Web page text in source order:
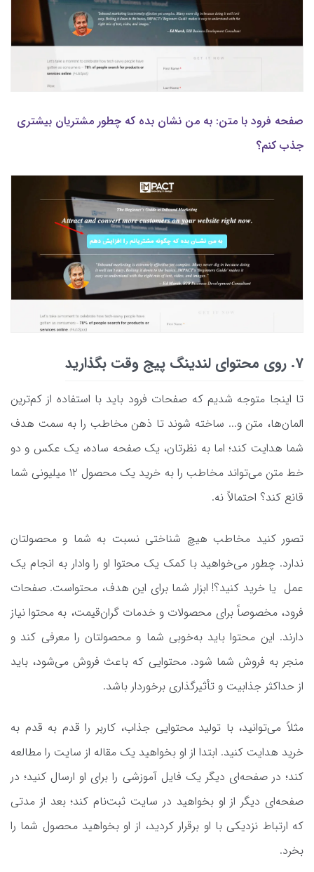
صفحه فرود با متن: به من نشان بده که چطور مشتریان بیشتری
جذب کنم؟
7. روی محتوای لندینگ پیج وقت بگذارید
تا اینجا متوجه شدیم که صفحات فرود باید با استفاده از کم‌ترین
المان‌ها، متن و... ساخته شوند تا ذهن مخاطب را به سمت هدف
شما هدایت کند؛ اما به نظرتان، یک صفحه ساده، یک عکس و دو
خط متن می‌تواند مخاطب را به خرید یک محصول 12 میلیونی شما
قانع کند؟ احتمالاً نه.
تصور کنید مخاطب هیچ شناختی نسبت به شما و محصولتان
ندارد. چطور می‌خواهید با کمک یک محتوا او را وادار به انجام یک
عمل یا خرید کنید؟! ابزار شما برای این هدف، محتواست. صفحات
فرود، مخصوصاً برای محصولات و خدمات گران‌قیمت، به محتوا نیاز
دارند. این محتوا باید به‌خوبی شما و محصولتان را معرفی کند و
منجر به فروش شما شود. محتوایی که باعث فروش می‌شود، باید
از حداکثر جذابیت و تأثیرگذاری برخوردار باشد.
مثلاً می‌توانید، با تولید محتوایی جذاب، کاربر را قدم به قدم به
خرید هدایت کنید. ابتدا از او بخواهید یک مقاله از سایت را مطالعه
کند؛ در صفحه‌ای دیگر یک فایل آموزشی را برای او ارسال کنید؛ در
صفحه‌ای دیگر از او بخواهید در سایت ثبت‌نام کند؛ بعد از مدتی
که ارتباط نزدیکی با او برقرار کردید، از او بخواهید محصول شما را
بخرد.